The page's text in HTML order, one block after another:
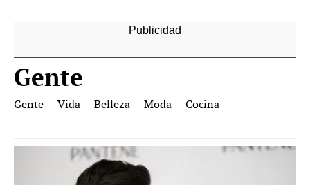
Gente
Gente Vida Belleza Moda Cocina